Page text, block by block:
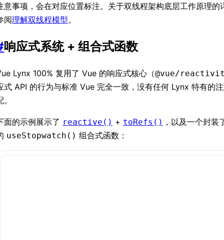
意事项，会在对应位置标注。关于双线程架构底层工作原理的
阅理解双线程模型。
响应式系统 + 组合式函数
Lynx 100% 复用了 Vue 的响应式核心（@vue/
式 API 的行为与标准 Vue 完全一致，没有任何 Lynx 特有的
面的示例展示了 reactive() + toRefs() ，以及一个封装
useStopwatch() 组合式函数：